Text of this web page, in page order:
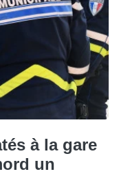
à la gare
un